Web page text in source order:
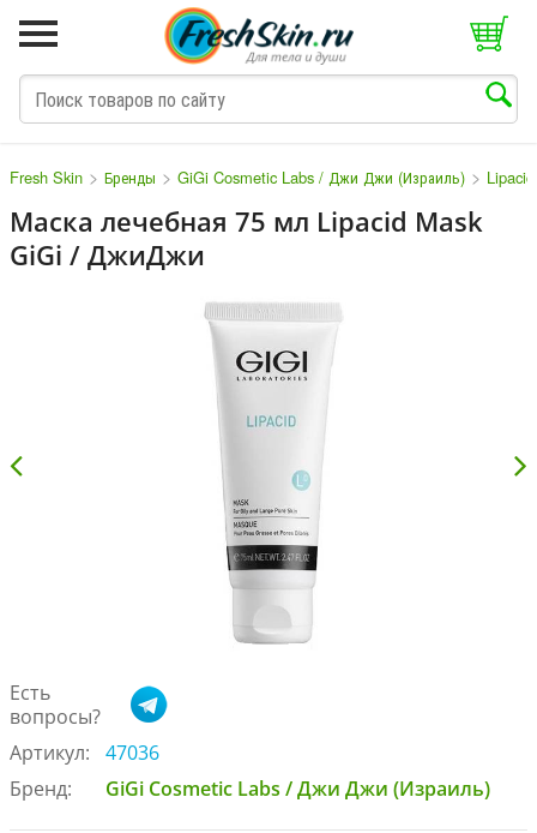
Fresh Skin > Бренды > GiGi Cosmetic Labs / Джи Джи (Израиль) >
Маска лечебная 75 мл Lipacid Mask
GiGi / ДжиДжи
Есть
вопросы?
Артикул:
47036
Бренд:
GiGi Cosmetic Labs / Джи Джи (Израиль)